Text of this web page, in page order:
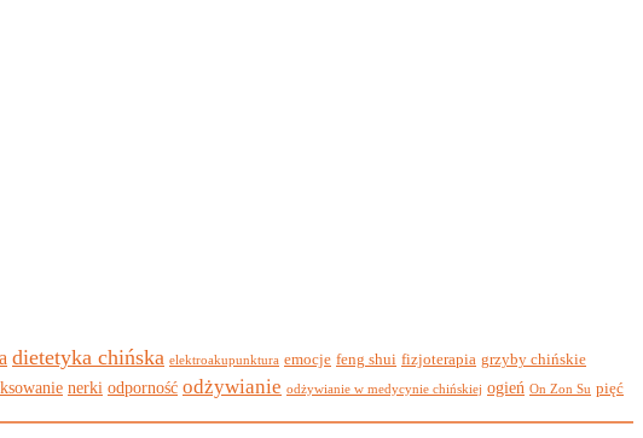
dietetyka chińska elektroakupunktura emocje feng shui fizjoterapia grzyby chińskie
nerki odporność odżywianie odżywianie w medycynie chińskiej ogień On Zon Su pięć